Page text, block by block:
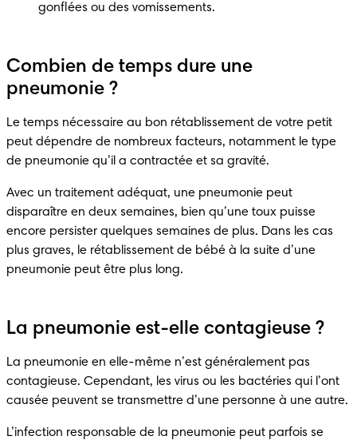
gonflées ou des vomissements.
Combien de temps dure une
pneumonie ?
Le temps nécessaire au bon rétablissement de votre petit
peut dépendre de nombreux facteurs, notamment le type
de pneumonie qu’il a contractée et sa gravité.
Avec un traitement adéquat, une pneumonie peut
disparaître en deux semaines, bien qu’une toux puisse
encore persister quelques semaines de plus. Dans les cas
plus graves, le rétablissement de bébé à la suite d’une
pneumonie peut être plus long.
La pneumonie est-elle contagieuse ?
La pneumonie en elle-même n’est généralement pas
contagieuse. Cependant, les virus ou les bactéries qui l’ont
causée peuvent se transmettre d’une personne à une autre.
L’infection responsable de la pneumonie peut parfois se